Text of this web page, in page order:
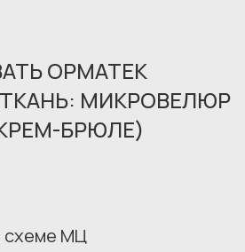
ОРМАТЕК
МИКРОВЕЛЮР
КРЕМ-БРЮЛЕ)
схеме МЦ